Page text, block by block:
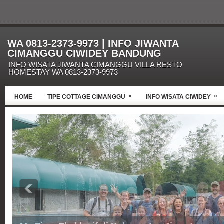
WA 0813-2373-9973 | INFO JIWANTA
CIMANGGU CIWIDEY BANDUNG
INFO WISATA JIWANTA CIMANGGU VILLA RESTO
HOMESTAY WA 0813-2373-9973
HOME TIPE COTTAGE CIMANGGU » INFO WISATA CIWIDEY »